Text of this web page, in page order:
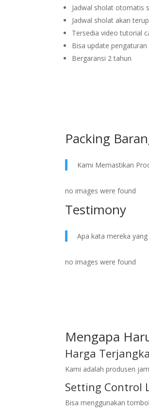
Jadwal sholat otomatis
Jadwal sholat akan
Tersedia video tutorial
Bisa update
Bergaransi 2 tahun
Packing
Kami Memastikan
no images were found
Testimony
Apa kata mereka
no images were found
Mengapa
Harga
Kami adalah produsen
Setting Control
Bisa menggunakan